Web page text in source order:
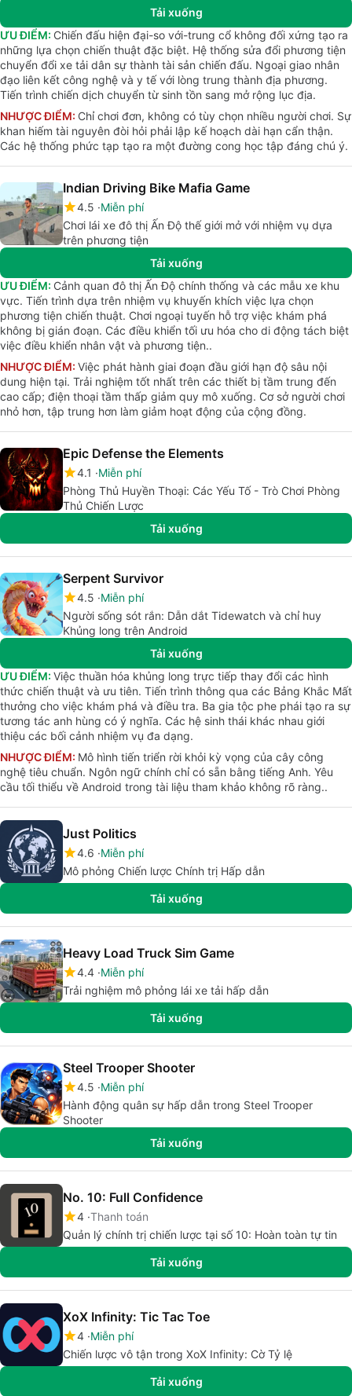
Tải xuống
ƯU ĐIỂM: Chiến đấu hiện đại-so với-trung cổ không đối xứng tạo ra
những lựa chọn chiến thuật đặc biệt. Hệ thống sửa đổi phương tiện
chuyển đổi xe tải dân sự thành tài sản chiến đấu. Ngoại giao nhân
đạo liên kết công nghệ và y tế với lòng trung thành địa phương.
Tiến trình chiến dịch chuyển từ sinh tồn sang mở rộng lục địa.
NHƯỢC ĐIỂM: Chỉ chơi đơn, không có tùy chọn nhiều người chơi. Sự
khan hiếm tài nguyên đòi hỏi phải lập kế hoạch dài hạn cẩn thận.
Các hệ thống phức tạp tạo ra một đường cong học tập đáng chú ý.
Indian Driving Bike Mafia Game
4.5 Miễn phí
Chơi lái xe đô thị Ấn Độ thế giới mở với nhiệm vụ dựa
trên phương tiện
Tải xuống
ƯU ĐIỂM: Cảnh quan đô thị Ấn Độ chính thống và các mẫu xe khu
vực. Tiến trình dựa trên nhiệm vụ khuyến khích việc lựa chọn
phương tiện chiến thuật. Chơi ngoại tuyến hỗ trợ việc khám phá
không bị gián đoạn. Các điều khiển tối ưu hóa cho di động tách biệt
việc điều khiển nhân vật và phương tiện..
NHƯỢC ĐIỂM: Việc phát hành giai đoạn đầu giới hạn độ sâu nội
dung hiện tại. Trải nghiệm tốt nhất trên các thiết bị tầm trung đến
cao cấp; điện thoại tầm thấp giảm quy mô xuống. Cơ sở người chơi
nhỏ hơn, tập trung hơn làm giảm hoạt động của cộng đồng.
Epic Defense the Elements
4.1
Miễn phí
Phòng Thủ Huyền Thoại: Các Yếu Tố - Trò Chơi Phòng
Thủ Chiến Lược
Tải xuống
Serpent Survivor
4.5 Miễn phí
Người sống sót rắn: Dẫn dắt Tidewatch và chỉ huy
Khủng long trên Android
Tải xuống
ƯU ĐIỂM: Việc thuần hóa khủng long trực tiếp thay đổi các hình
thức chiến thuật và ưu tiên. Tiến trình thông qua các Bảng Khắc Mất
thưởng cho việc khám phá và điều tra. Ba gia tộc phe phái tạo ra sự
tương tác anh hùng có ý nghĩa. Các hệ sinh thái khác nhau giới
thiệu các bối cảnh nhiệm vụ đa dạng.
NHƯỢC ĐIỂM: Mô hình tiến triển rời khỏi kỳ vọng của cây công
nghệ tiêu chuẩn. Ngôn ngữ chính chỉ có sẵn bằng tiếng Anh. Yêu
cầu tối thiểu về Android trong tài liệu tham khảo không rõ ràng..
Just Politics
4.6 Miễn phí
Mô phỏng Chiến lược Chính trị Hấp dẫn
Tải xuống
Heavy Load Truck Sim Game
4.4 Miễn phí
Trải nghiệm mô phỏng lái xe tải hấp dẫn
Tải xuống
Steel Trooper Shooter
4.5 Miễn phí
Hành động quân sự hấp dẫn trong Steel Trooper
Shooter
Tải xuống
No. 10: Full Confidence
4 Thanh toán
Quản lý chính trị chiến lược tại số 10: Hoàn toàn tự tin
Tải xuống
XoX Infinity: Tic Tac Toe
4 Miễn phí
Chiến lược vô tận trong XoX Infinity: Cờ Tỷ lệ
Tải xuống